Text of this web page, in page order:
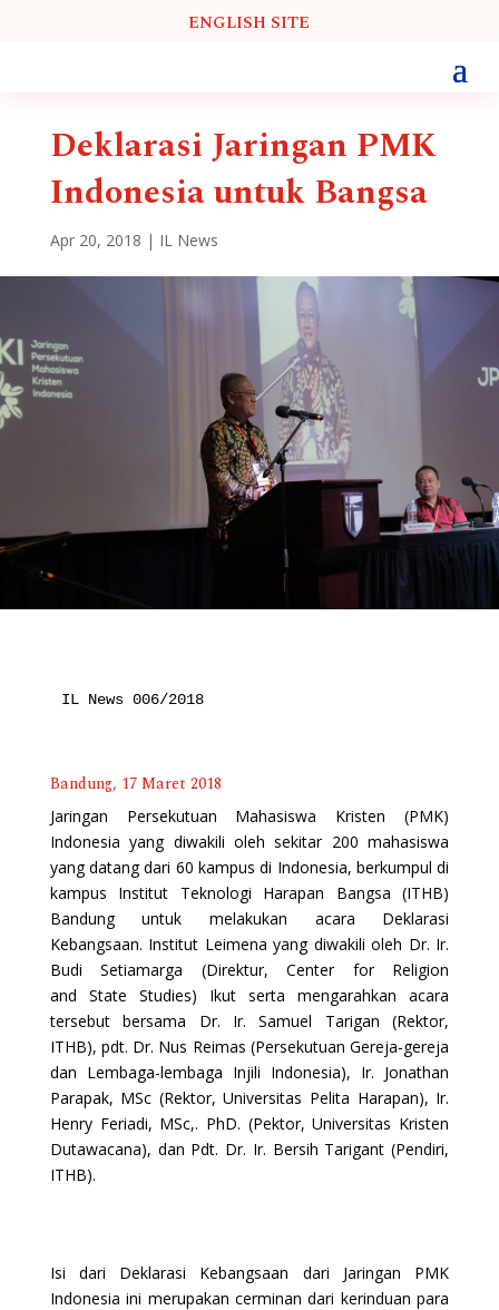
ENGLISH SITE
Deklarasi Jaringan PMK
Indonesia untuk Bangsa
Apr 20, 2018 | IL News
IL News 006/2018
Bandung, 17 Maret 2018
Jaringan Persekutuan Mahasiswa Kristen (PMK)
Indonesia yang diwakili oleh sekitar 200 mahasiswa
yang datang dari 60 kampus di Indonesia, berkumpul di
kampus Institut Teknologi Harapan Bangsa (ITHB)
Bandung untuk melakukan acara Deklarasi
Kebangsaan. Institut Leimena yang diwakili oleh Dr. Ir.
Budi Setiamarga (Direktur, Center for Religion
and State Studies) Ikut serta mengarahkan acara
tersebut bersama Dr. Ir. Samuel Tarigan (Rektor,
ITHB), pdt. Dr. Nus Reimas (Persekutuan Gereja-gereja
dan Lembaga-lembaga Injili Indonesia), Ir. Jonathan
Parapak, MSc (Rektor, Universitas Pelita Harapan), Ir.
Henry Feriadi, MSc,. PhD. (Pektor, Universitas Kristen
Dutawacana), dan Pdt. Dr. Ir. Bersih Tarigant (Pendiri,
ITHB).
Isi dari Deklarasi Kebangsaan dari Jaringan PMK
Indonesia ini merupakan cerminan dari kerinduan para